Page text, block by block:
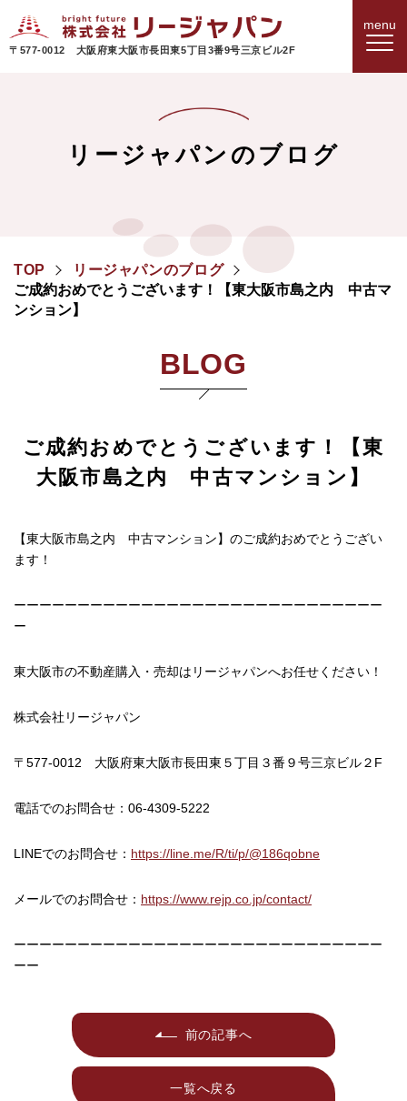
〒577-0012 大阪府東大阪市長田東5丁目3番9号三京ビル2F
リージャパンのブログ
TOP
リージャパンのブログ
ご成約おめでとうございます！【東大阪市島之内 中古マ
ンション】
BLOG
ご成約おめでとうございます！【東
大阪市島之内 中古マンション】
【東大阪市島之内 中古マンション】のご成約おめでとうござい
ます！
ーーーーーーーーーーーーーーーーーーーーーーーーーーーーー
ー
東大阪市の不動産購入・売却はリージャパンへお任せください！
株式会社リージャパン
〒577-0012 大阪府東大阪市長田東５丁目３番９号三京ビル２F
電話でのお問合せ：06-4309-5222
LINEでのお問合せ： https://line.me/R/ti/p/@186qobne
メールでのお問合せ： https://www.rejp.co.jp/contact/
ーーーーーーーーーーーーーーーーーーーーーーーーーーーーー
ーー
前の記事へ
一覧へ戻る